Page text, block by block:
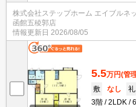
料となっております◎エアコン
株式会社ステップホーム エイブルネ
函館五稜郭店
情報更新日 2026/08/05
5.5万円(管
敷
なし 礼
3階
2LDK